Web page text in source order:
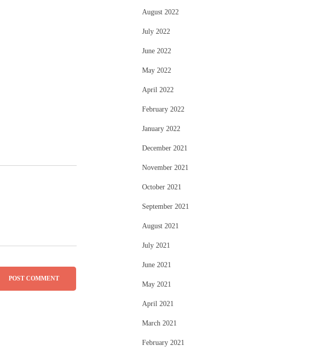
August 2022
July 2022
June 2022
May 2022
April 2022
February 2022
January 2022
December 2021
November 2021
October 2021
September 2021
August 2021
July 2021
June 2021
May 2021
April 2021
March 2021
February 2021